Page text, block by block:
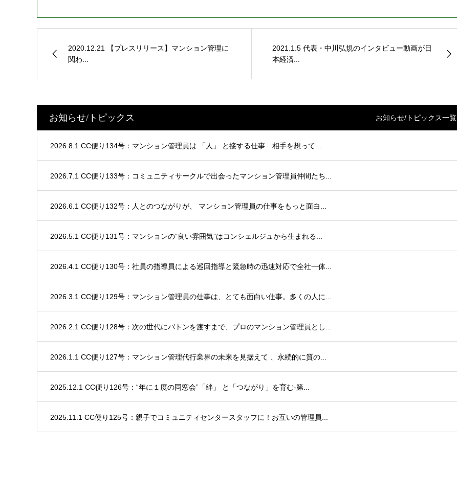
2020.12.21 【プレスリリース】マンション管理に
関わ...
2021.1.5 代表・中川弘規のインタビュー動画が日
本経済...
お知らせ/トピックス お知らせ/トピックス一覧
2026.8.1 CC便り134号：マンション管理員は 「人」 と接する仕事 相手を想って...
2026.7.1 CC便り133号：コミュニティサークルで出会ったマンション管理員仲間たち...
2026.6.1 CC便り132号：人とのつながりが、 マンション管理員の仕事をもっと面白...
2026.5.1 CC便り131号：マンションの“良い雰囲気”はコンシェルジュから生まれる...
2026.4.1 CC便り130号：社員の指導員による巡回指導と緊急時の迅速対応で全社一体...
2026.3.1 CC便り129号：マンション管理員の仕事は、とても面白い仕事。多くの人に...
2026.2.1 CC便り128号：次の世代にバトンを渡すまで、プロのマンション管理員とし...
2026.1.1 CC便り127号：マンション管理代行業界の未来を見据えて 、永続的に質の...
2025.12.1 CC便り126号：“年に１度の同窓会”「絆」 と「つながり」を育む-第...
2025.11.1 CC便り125号：親子でコミュニティセンタースタッフに！お互いの管理員...